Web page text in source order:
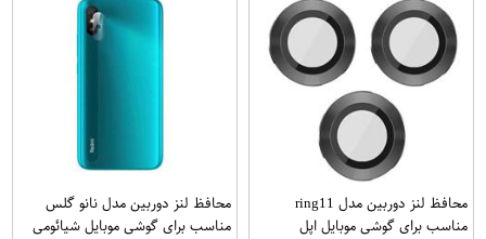
محافظ لنز دوربین مدل ring11
مناسب برای گوشی موبایل اپل
محافظ لنز دوربین مدل نانو گلس
مناسب برای گوشی موبایل شیائومی